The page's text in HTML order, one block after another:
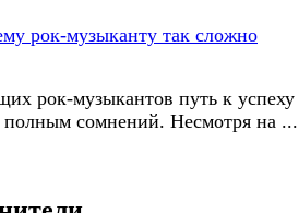
рок-музыкантов путь к успеху
полным сомнений. Несмотря на ...